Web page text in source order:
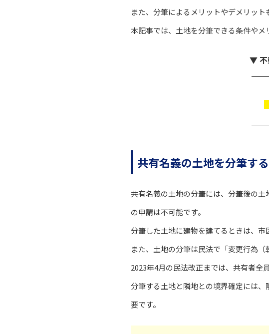
また、分筆によるメリットやデメリット
本記事では、土地を分筆できる条件やメ
▼ 不
共有名義の土地を分筆す
共有名義の土地の分筆には、分筆後の
の申請は不可能です。
分筆した土地に建物を建てるときは、市
また、土地の分筆は民法で「変更行為
2023年4月の民法改正までは、共有者全
分筆する土地と隣地との境界確定には
要です。